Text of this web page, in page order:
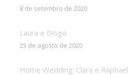
8 de setembro de 2020
Laura e Diogo
25 de agosto de 2020
Home Wedding: Clara e Raphael